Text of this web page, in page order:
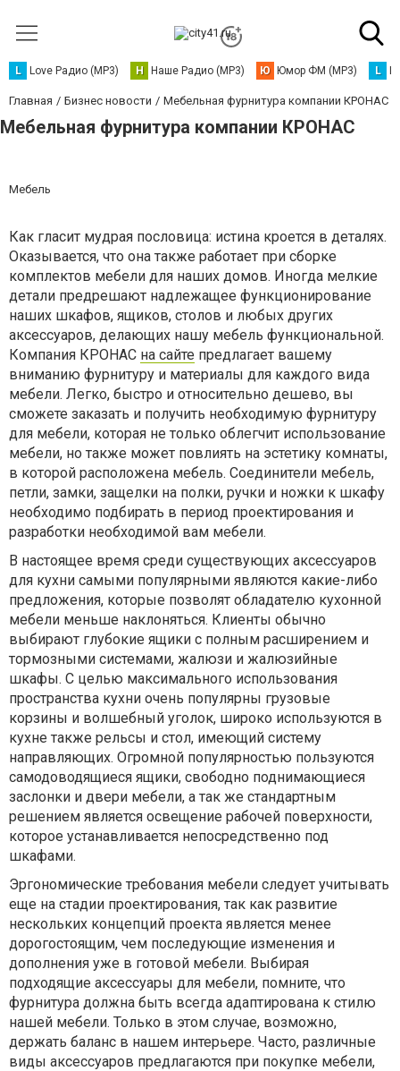
L Love Радио (MP3) Н Наше Радио (MP3) Ю Юмор ФМ (MP3) L
Главная Бизнес новости Мебельная фурнитура компании КРОНАС
Мебельная фурнитура компании КРОНАС
Мебель
Как гласит мудрая пословица: истина кроется в деталях.
Оказывается, что она также работает при сборке
комплектов мебели для наших домов. Иногда мелкие
детали предрешают надлежащее функционирование
наших шкафов, ящиков, столов и любых других
аксессуаров, делающих нашу мебель функциональной.
Компания КРОНАС на сайте предлагает вашему
вниманию фурнитуру и материалы для каждого вида
мебели. Легко, быстро и относительно дешево, вы
сможете заказать и получить необходимую фурнитуру
для мебели, которая не только облегчит использование
мебели, но также может повлиять на эстетику комнаты,
в которой расположена мебель. Соединители мебель,
петли, замки, защелки на полки, ручки и ножки к шкафу
необходимо подбирать в период проектирования и
разработки необходимой вам мебели.
В настоящее время среди существующих аксессуаров
для кухни самыми популярными являются какие-либо
предложения, которые позволят обладателю кухонной
мебели меньше наклоняться. Клиенты обычно
выбирают глубокие ящики с полным расширением и
тормозными системами, жалюзи и жалюзийные
шкафы. С целью максимального использования
пространства кухни очень популярны грузовые
корзины и волшебный уголок, широко используются в
кухне также рельсы и стол, имеющий систему
направляющих. Огромной популярностью пользуются
самодоводящиеся ящики, свободно поднимающиеся
заслонки и двери мебели, а так же стандартным
решением является освещение рабочей поверхности,
которое устанавливается непосредственно под
шкафами.
Эргономические требования мебели следует учитывать
еще на стадии проектирования, так как развитие
нескольких концепций проекта является менее
дорогостоящим, чем последующие изменения и
дополнения уже в готовой мебели. Выбирая
подходящие аксессуары для мебели, помните, что
фурнитура должна быть всегда адаптирована к стилю
нашей мебели. Только в этом случае, возможно,
держать баланс в нашем интерьере. Часто, различные
виды аксессуаров предлагаются при покупке мебели,